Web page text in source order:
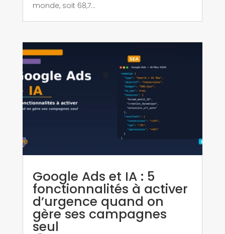
monde, soit 68,7...
Google Ads et IA : 5
fonctionnalités à activer
d’urgence quand on
gère ses campagnes
seul